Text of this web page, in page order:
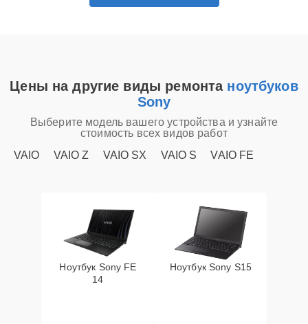
Цены на другие виды ремонта ноутбуков
Sony
Выберите модель вашего устройства и узнайте
стоимость всех видов работ
VAIO
VAIO Z VAIO SX VAIO S VAIO FE
Ноутбук Sony FE
14
Ноутбук Sony S15